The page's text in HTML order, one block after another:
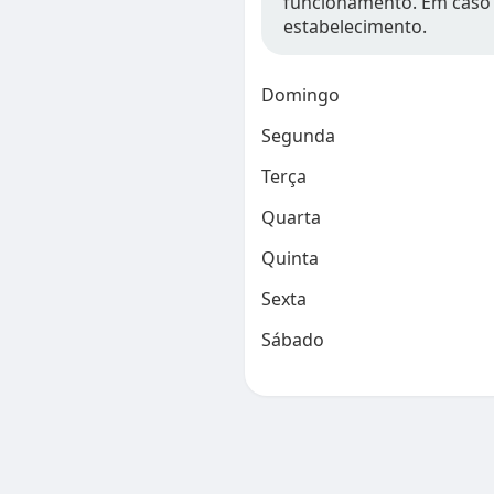
estabelecimento.
Domingo
Segunda
Terça
Quarta
Quinta
Sexta
Sábado